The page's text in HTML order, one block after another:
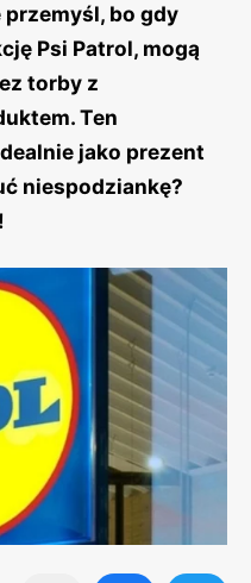
bo gdy
Psi Patrol, mogą
torby z
Ten
jako prezent
niespodziankę?